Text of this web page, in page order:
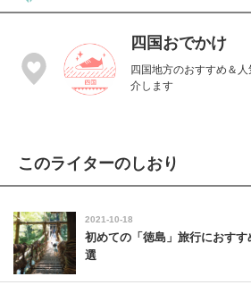
四国おでかけ
四国地方のおすすめ＆
介します
このライターのしおり
2021-10-18
初めての「徳島」旅行におす
選